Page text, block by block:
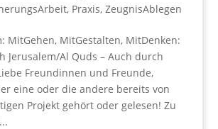
, Praxis, ZeugnisAblegen
MitGehen, MitGestalten, MitDenken:
Jerusalem/Al Quds – Auch durch
Freundinnen und Freunde,
eine oder die andere bereits von
Projekt gehört oder gelesen! Zu